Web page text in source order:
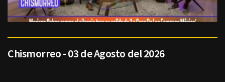
Chismorreo - 03 de Agosto del 2026